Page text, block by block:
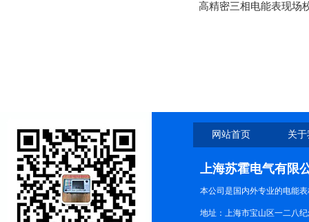
高精密三相电能表现场
网站首页 关
上海苏霍电气有限
本公司是国内外专业的电能
地址：上海市宝山区一二八纪